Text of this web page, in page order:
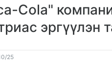
Cola"
эргүүлэн
252024-
2026-